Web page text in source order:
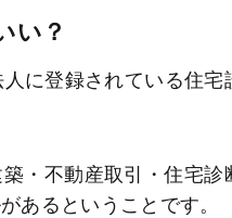
い？
に登録されている住宅
・不動産取引・住宅診
あるということです。